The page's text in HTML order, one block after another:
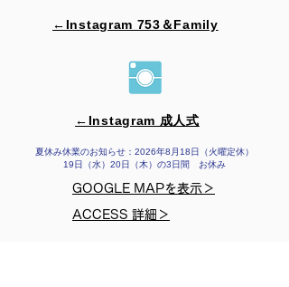
←Instagram 753＆​Family
←Instagram 成人式
夏休み休業のお知らせ：2026年8月18日（火曜定休）
19日（水）20日（木）の3日間 お休み
GOOGLE MAPを表示＞
ACCESS 詳細＞